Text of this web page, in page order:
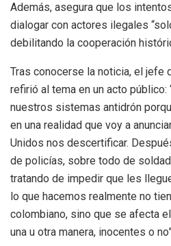
Además, asegura que los
dialogar con actores ilegales
debilitando la cooperación
Tras conocerse la noticia, el jefe
refirió al tema en un acto público:
nuestros sistemas antidrón
en una realidad que voy a
Unidos nos descertificar.
de policías, sobre todo de
tratando de impedir que les
lo que hacemos realmente no
colombiano, sino que se afecta
una u otra manera, inocentes o